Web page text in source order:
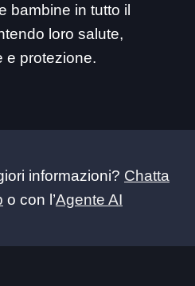
bambine in tutto il
loro salute,
e protezione.
informazioni? Chatta
o con l’Agente AI